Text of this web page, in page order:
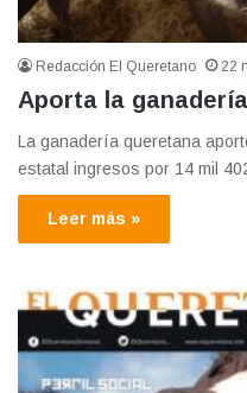
Redacción El Queretano 22
Aporta la
La ganadería queretana
estatal ingresos por 14 mil
Leer más »